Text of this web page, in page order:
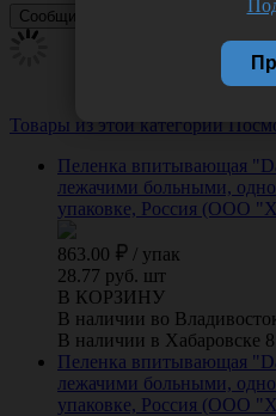
Товары из этой категории
Пеленка впитывающая
лежачими больными,
упаковке, Россия (ООО
863.00 / упак
28.77 руб. шт
В КОРЗИНУ
В наличии во
В наличии в Хабаровске
Пеленка впитывающая
лежачими больными,
упаковке, Россия (ООО